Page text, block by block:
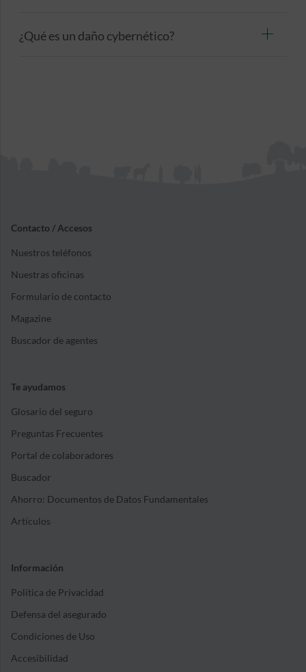
¿Qué es un daño cybernético?
Contacto / Accesos
Nuestros teléfonos
Nuestras oficinas
Formulario de contacto
Magazine
Buscador de agentes
Te ayudamos
Glosario del seguro
Preguntas Frecuentes
Portal de colaboradores
Buscador
Ahorro: Documentos de Datos Fundamentales
Artículos
Información
Política de Privacidad
Defensa del asegurado
Condiciones de Uso
Accesibilidad